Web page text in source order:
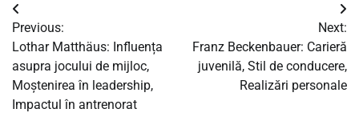
Post
navigation
Previous:
Lothar Matthäus: Influența
asupra jocului de mijloc,
Moștenirea în leadership,
Impactul în antrenorat
Next:
Franz Beckenbauer: Carieră
juvenilă, Stil de conducere,
Realizări personale